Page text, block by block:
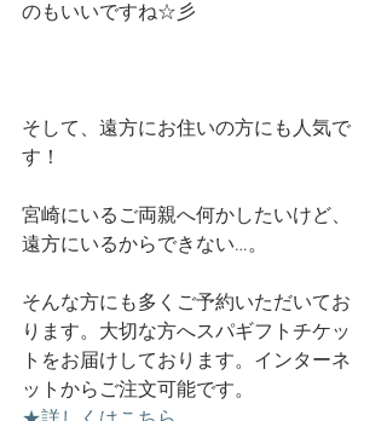
のもいいですね☆彡
そして、遠方にお住いの方にも人気で
す！
宮崎にいるご両親へ何かしたいけど、
遠方にいるからできない…。
そんな方にも多くご予約いただいてお
ります。大切な方へスパギフトチケッ
トをお届けしております。インターネ
ットからご注文可能です。